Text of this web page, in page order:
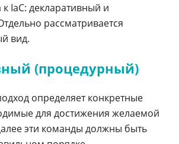
к IaC: декларативный и
рассматривается
вид.
(процедурный)
определяет конкретные
для достижения желаемой
эти команды должны быть